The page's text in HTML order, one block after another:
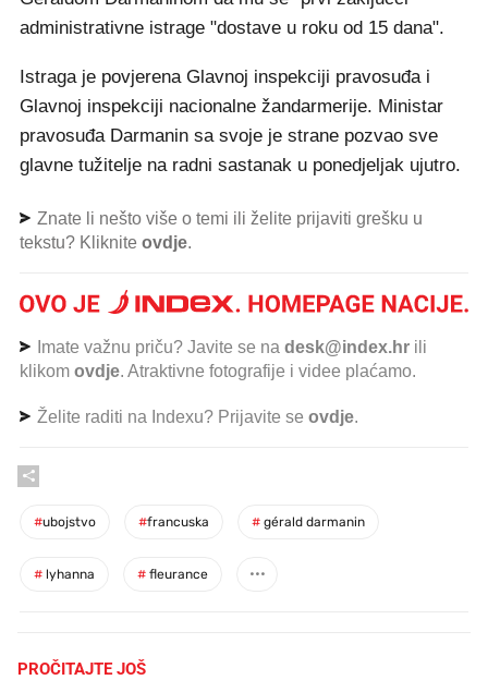
administrativne istrage "dostave u roku od 15 dana".
Istraga je povjerena Glavnoj inspekciji pravosuđa i
Glavnoj inspekciji nacionalne žandarmerije. Ministar
pravosuđa Darmanin sa svoje je strane pozvao sve
glavne tužitelje na radni sastanak u ponedjeljak ujutro.
Znate li nešto više o temi ili želite prijaviti grešku u
tekstu? Kliknite ovdje.
Imate važnu priču? Javite se na desk@index.hr ili
klikom ovdje. Atraktivne fotografije i videe plaćamo.
Želite raditi na Indexu? Prijavite se ovdje.
#ubojstvo #francuska # gérald darmanin
# lyhanna # fleurance
PROČITAJTE JOŠ